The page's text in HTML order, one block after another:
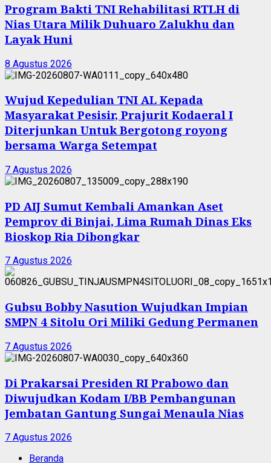
Program Bakti TNI Rehabilitasi RTLH di
Nias Utara Milik Duhuaro Zalukhu dan
Layak Huni
8 Agustus 2026
Wujud Kepedulian TNI AL Kepada
Masyarakat Pesisir, Prajurit Kodaeral I
Diterjunkan Untuk Bergotong royong
bersama Warga Setempat
7 Agustus 2026
PD AIJ Sumut Kembali Amankan Aset
Pemprov di Binjai, Lima Rumah Dinas Eks
Bioskop Ria Dibongkar
7 Agustus 2026
Gubsu Bobby Nasution Wujudkan Impian
SMPN 4 Sitolu Ori Miliki Gedung Permanen
7 Agustus 2026
Di Prakarsai Presiden RI Prabowo dan
Diwujudkan Kodam I/BB Pembangunan
Jembatan Gantung Sungai Menaula Nias
7 Agustus 2026
Beranda